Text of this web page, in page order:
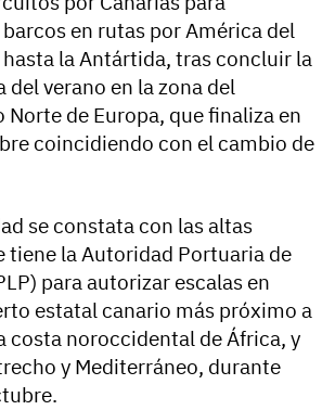
en rutas por América del
hasta la Antártida, tras concluir la
verano en la zona del
Norte de Europa, que finaliza en
coincidiendo con el cambio de
se constata con las altas
tiene la Autoridad Portuaria de
para autorizar escalas en
estatal canario más próximo a
costa noroccidental de África, y
y Mediterráneo, durante